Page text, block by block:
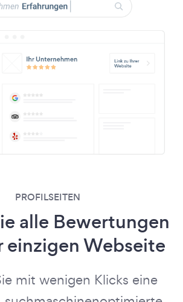
PROFILSEITEN
alle Bewertungen
einzigen Webseite
mit wenigen Klicks eine